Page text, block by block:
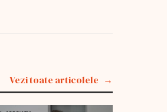
Vezi toate articolele